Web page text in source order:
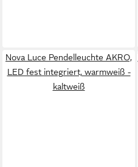
Nova Luce Pendelleuchte AKRO,
LED fest integriert, warmweiß -
kaltweiß